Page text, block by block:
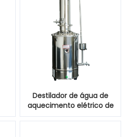
Destilador de água de
aquecimento elétrico de
aço inoxidável 5L 10L